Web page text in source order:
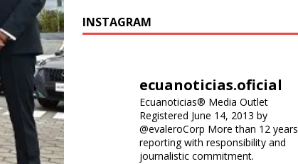
INSTAGRAM
ecuanoticias.oficial
Ecuanoticias® Media Outlet
Registered June 14, 2013 by
@evaleroCorp More than 12 years
reporting with responsibility and
journalistic commitment.